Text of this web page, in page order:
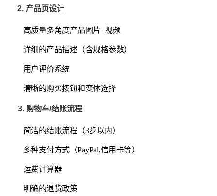
2. 产品页设计
高质量多角度产品图片+视频
详细的产品描述（含规格参数）
用户评价系统
清晰的购买按钮和变体选择
3. 购物车/结账流程
简洁的结账流程（3步以内）
多种支付方式（PayPal,信用卡等）
运费计算器
明确的退货政策